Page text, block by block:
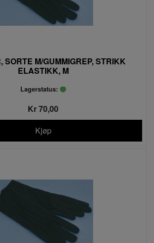
SORTE M/GUMMIGREP, STRIKK
ELASTIKK, M
Lagerstatus:
Kr 70,00
Kjøp